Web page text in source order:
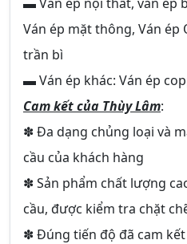
Ván ép mặt thông, Ván ép
trần bì
▬ Ván ép khác: Ván ép
Cam kết của Thùy Lâm:
✽ Đa dạng chủng loại và
cầu của khách hàng
✽ Sản phẩm chất lượng
cầu, được kiểm tra chặt
✽ Đúng tiến độ đã cam